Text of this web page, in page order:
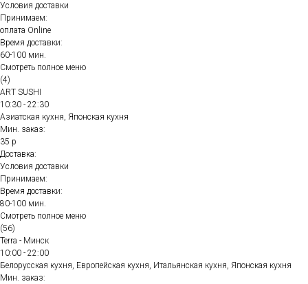
Условия доставки
Принимаем:
оплата Online
Время доставки:
60-100 мин.
Смотреть полное меню
(4)
ART SUSHI
10:30 - 22:30
Азиатская кухня, Японская кухня
Мин. заказ:
35 р
Доставка:
Условия доставки
Принимаем:
Время доставки:
80-100 мин.
Смотреть полное меню
(56)
Terra - Минск
10:00 - 22:00
Белорусская кухня, Европейская кухня, Итальянская кухня, Японская кухня
Мин. заказ: